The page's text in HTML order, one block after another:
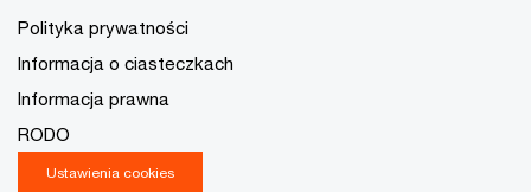
Polityka prywatności
Informacja o ciasteczkach
Informacja prawna
RODO
Ustawienia cookies